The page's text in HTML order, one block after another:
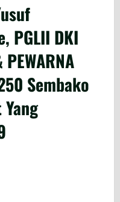
PGLII DKI
Sembako